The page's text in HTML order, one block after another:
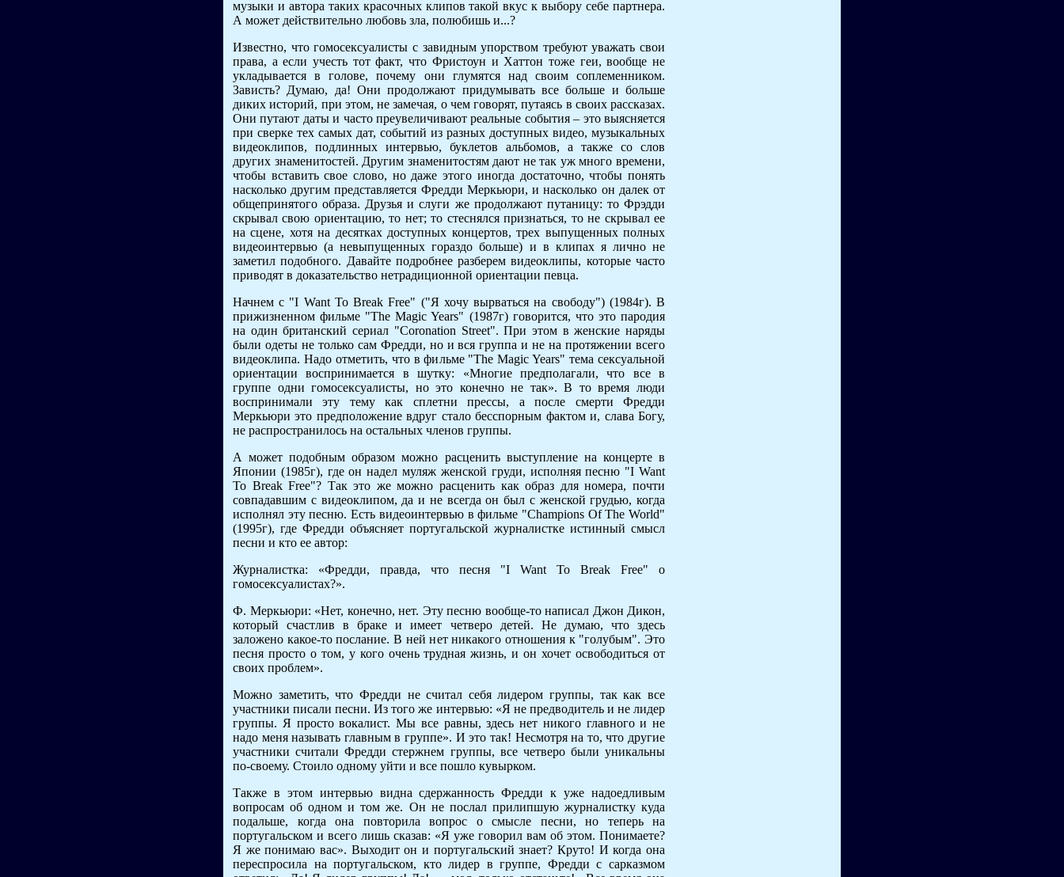
музыки и автора таких красочных клипов такой вкус к выбору себе партнера.
А может действительно любовь зла, полюбишь и...?
Известно, что гомосексуалисты с завидным упорством требуют уважать свои
права, а если учесть тот факт, что Фристоун и Хаттон тоже геи, вообще не
укладывается в голове, почему они глумятся над своим соплеменником.
Зависть? Думаю, да! Они продолжают придумывать все больше и больше
диких историй, при этом, не замечая, о чем говорят, путаясь в своих рассказах.
Они путают даты и часто преувеличивают реальные события – это выясняется
при сверке тех самых дат, событий из разных доступных видео, музыкальных
видеоклипов, подлинных интервью, буклетов альбомов, а также со слов
других знаменитостей. Другим знаменитостям дают не так уж много времени,
чтобы вставить свое слово, но даже этого иногда достаточно, чтобы понять
насколько другим представляется Фредди Меркьюри, и насколько он далек от
общепринятого образа. Друзья и слуги же продолжают путаницу: то Фрэдди
скрывал свою ориентацию, то нет; то стеснялся признаться, то не скрывал ее
на сцене, хотя на десятках доступных концертов, трех выпущенных полных
видеоинтервью (а невыпущенных гораздо больше) и в клипах я лично не
заметил подобного. Давайте подробнее разберем видеоклипы, которые часто
приводят в доказательство нетрадиционной ориентации певца.
Начнем с "I Want To Break Free" ("Я хочу вырваться на свободу") (1984г). В
прижизненном фильме "The Magic Years" (1987г) говорится, что это пародия
на один британский сериал "Coronation Street". При этом в женские наряды
были одеты не только сам Фредди, но и вся группа и не на протяжении всего
видеоклипа. Надо отметить, что в фильме "The Magic Years" тема сексуальной
ориентации воспринимается в шутку: «Многие предполагали, что все в
группе одни гомосексуалисты, но это конечно не так». В то время люди
воспринимали эту тему как сплетни прессы, а после смерти Фредди
Меркьюри это предположение вдруг стало бесспорным фактом и, слава Богу,
не распространилось на остальных членов группы.
А может подобным образом можно расценить выступление на концерте в
Японии (1985г), где он надел муляж женской груди, исполняя песню "I Want
To Break Free"? Так это же можно расценить как образ для номера, почти
совпадавшим с видеоклипом, да и не всегда он был с женской грудью, когда
исполнял эту песню. Есть видеоинтервью в фильме "Champions Of The World"
(1995г), где Фредди объясняет португальской журналистке истинный смысл
песни и кто ее автор:
Журналистка: «Фредди, правда, что песня "I Want To Break Free" о
гомосексуалистах?».
Ф. Меркьюри: «Нет, конечно, нет. Эту песню вообще-то написал Джон Дикон,
который счастлив в браке и имеет четверо детей. Не думаю, что здесь
заложено какое-то послание. В ней нет никакого отношения к "голубым". Это
песня просто о том, у кого очень трудная жизнь, и он хочет освободиться от
своих проблем».
Можно заметить, что Фредди не считал себя лидером группы, так как все
участники писали песни. Из того же интервью: «Я не предводитель и не лидер
группы. Я просто вокалист. Мы все равны, здесь нет никого главного и не
надо меня называть главным в группе». И это так! Несмотря на то, что другие
участники считали Фредди стержнем группы, все четверо были уникальны
по-своему. Стоило одному уйти и все пошло кувырком.
Также в этом интервью видна сдержанность Фредди к уже надоедливым
вопросам об одном и том же. Он не послал прилипшую журналистку куда
подальше, когда она повторила вопрос о смысле песни, но теперь на
португальском и всего лишь сказав: «Я уже говорил вам об этом. Понимаете?
Я же понимаю вас». Выходит он и португальский знает? Круто! И когда она
переспросила на португальском, кто лидер в группе, Фредди c сарказмом